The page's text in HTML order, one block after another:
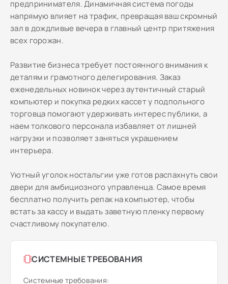
предпринимателя. Динамичная система погоды
напрямую влияет на трафик, превращая ваш скромный
зал в дождливые вечера в главный центр притяжения
всех горожан.
Развитие бизнеса требует постоянного внимания к
деталям и грамотного делегирования. Заказ
еженедельных новинок через аутентичный старый
компьютер и покупка редких кассет у подпольного
торговца помогают удерживать интерес публики, а
наем толкового персонала избавляет от лишней
нагрузки и позволяет заняться украшением
интерьера.
Уютный уголок ностальгии уже готов распахнуть свои
двери для амбициозного управленца. Самое время
бесплатно получить репак на компьютер, чтобы
встать за кассу и выдать заветную пленку первому
счастливому покупателю.
СИСТЕМНЫЕ ТРЕБОВАНИЯ
Системные требования: